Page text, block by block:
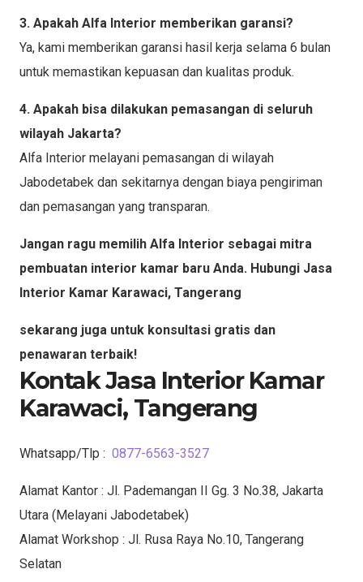
3. Apakah Alfa Interior memberikan garansi?
Ya, kami memberikan garansi hasil kerja selama 6 bulan
untuk memastikan kepuasan dan kualitas produk.
4. Apakah bisa dilakukan pemasangan di seluruh
wilayah Jakarta?
Alfa Interior melayani pemasangan di wilayah
Jabodetabek dan sekitarnya dengan biaya pengiriman
dan pemasangan yang transparan.
Jangan ragu memilih Alfa Interior sebagai mitra
pembuatan interior kamar baru Anda. Hubungi Jasa
Interior Kamar Karawaci, Tangerang
sekarang juga untuk konsultasi gratis dan
penawaran terbaik!
Kontak Jasa Interior Kamar
Karawaci, Tangerang
Whatsapp/Tlp : 0877-6563-3527
Alamat Kantor : Jl. Pademangan II Gg. 3 No.38, Jakarta
Utara (Melayani Jabodetabek)
Alamat Workshop : Jl. Rusa Raya No.10, Tangerang
Selatan